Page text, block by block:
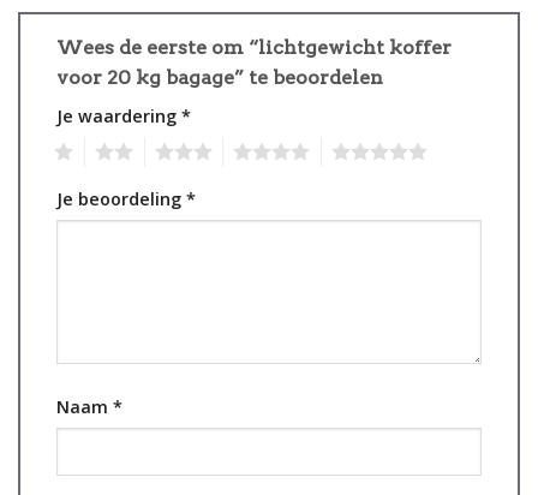
Wees de eerste om “lichtgewicht koffer
voor 20 kg bagage” te beoordelen
Je waardering *
Je beoordeling *
Naam *